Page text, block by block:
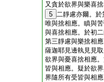
又貪於欲界與樂喜
5 二靜慮亦爾。
唯與捨相應。瞋與
與喜捨相應。於初
第三靜慮與樂捨相
薩迦耶見邊執見見
欲界與憂喜捨相應
皆與相應。疑於欲
界隨所有受皆與相